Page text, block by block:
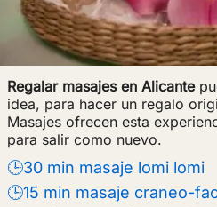
Regalar masajes en Alicante
idea, para hacer un regalo
Masajes ofrecen esta
para salir como nuevo.
🕒30 min masaje lomi lomi
🕒15 min masaje craneo-